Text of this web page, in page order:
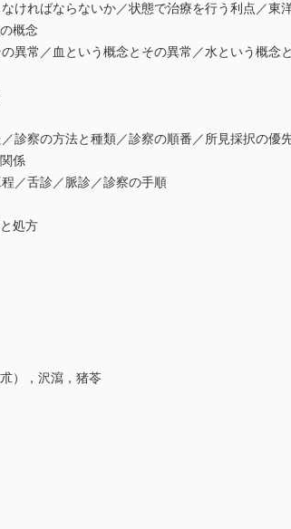
ければならないか／状態で治療を行う利点／
概念
異常／血という概念とその異常／水という概念
診察の方法と種類／診察の順番／所見採択の優
係
／舌診／脈診／診察の手順
処方
），沢瀉，猪苓